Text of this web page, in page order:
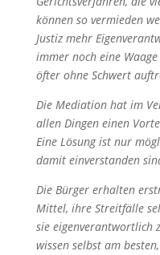
können so vermieden
Justiz mehr
immer noch eine
öfter ohne Schwert
Die Mediation hat im
allen Dingen einen
Eine Lösung ist nur
damit einverstanden
Die Bürger erhalten
Mittel, ihre Streitfälle
sie eigenverantwortlich
wissen selbst am